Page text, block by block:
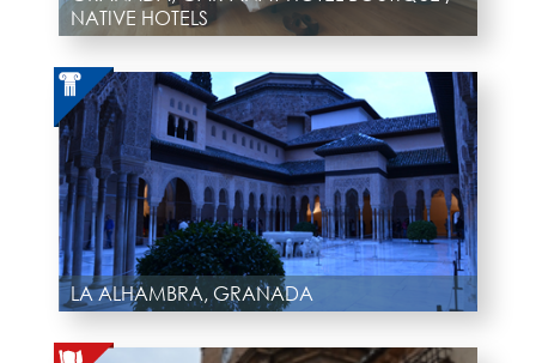
NATIVE HOTELS
LA ALHAMBRA, GRANADA